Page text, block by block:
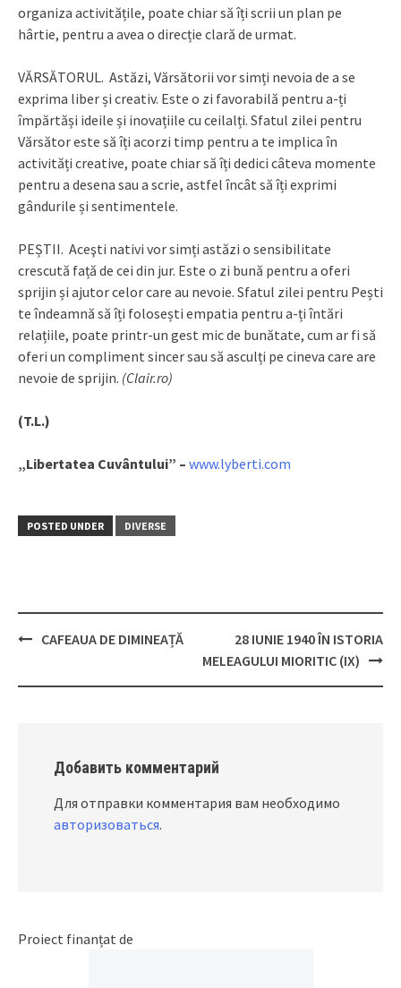
organiza activitățile, poate chiar să îți scrii un plan pe
hârtie, pentru a avea o direcție clară de urmat.
VĂRSĂTORUL. Astăzi, Vărsătorii vor simți nevoia de a se
exprima liber și creativ. Este o zi favorabilă pentru a-ți
împărtăși ideile și inovațiile cu ceilalți. Sfatul zilei pentru
Vărsător este să îți acorzi timp pentru a te implica în
activități creative, poate chiar să îți dedici câteva momente
pentru a desena sau a scrie, astfel încât să îți exprimi
gândurile și sentimentele.
PEȘTII. Aceşti nativi vor simți astăzi o sensibilitate
crescută față de cei din jur. Este o zi bună pentru a oferi
sprijin și ajutor celor care au nevoie. Sfatul zilei pentru Pești
te îndeamnă să îți folosești empatia pentru a-ți întări
relațiile, poate printr-un gest mic de bunătate, cum ar fi să
oferi un compliment sincer sau să asculți pe cineva care are
nevoie de sprijin. (Clair.ro)
(T.L.)
„Libertatea Cuvântului” – www.lyberti.com
POSTED UNDER DIVERSE
navigation
CAFEAUA DE DIMINEAȚĂ
28 IUNIE 1940 ÎN ISTORIA
MELEAGULUI MIORITIC (IX)
Добавить комментарий
Для отправки комментария вам необходимо
авторизоваться.
Proiect finanțat de